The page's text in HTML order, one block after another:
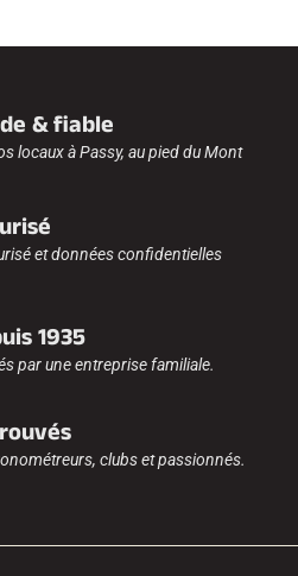
& fiable
locaux à Passy, au pied du Mont
et données confidentielles
1935
par une entreprise familiale.
clubs et passionnés.